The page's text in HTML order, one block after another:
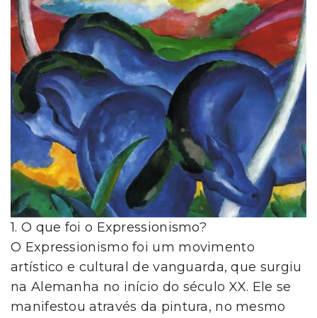
1. O que foi o Expressionismo?
O Expressionismo foi um movimento
artístico e cultural de vanguarda, que surgiu
na Alemanha no início do século XX. Ele se
manifestou através da pintura, no mesmo